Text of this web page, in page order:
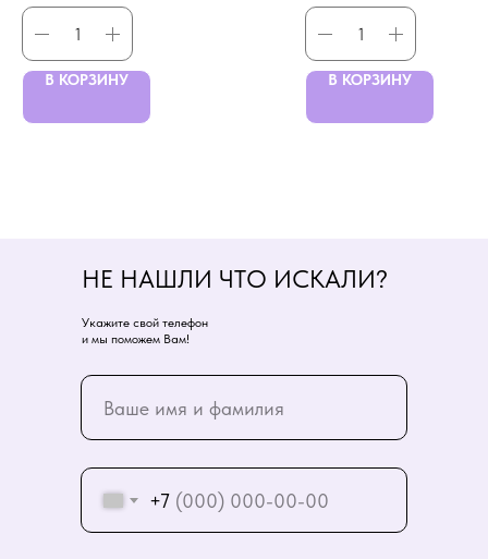
В КОРЗИНУ В КОРЗИНУ
+7
НЕ НАШЛИ ЧТО ИСКАЛИ?
Укажите свой телефон
и мы поможем Вам!